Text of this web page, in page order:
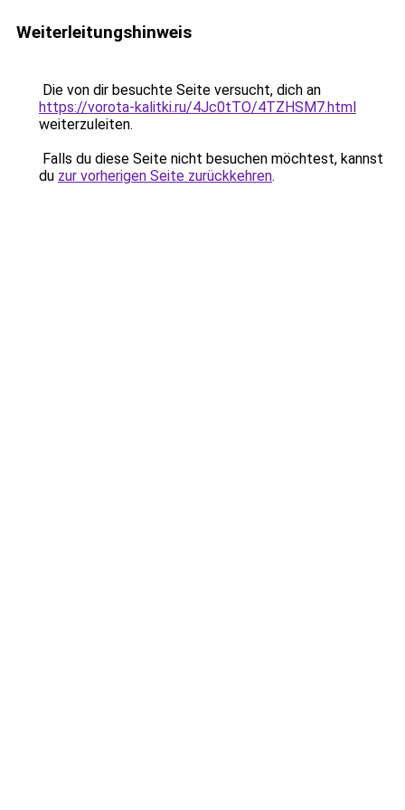
Weiterleitungshinweis
Die von dir besuchte Seite versucht, dich an
https://vorota-kalitki.ru/4Jc0tTO/4TZHSM7.html
weiterzuleiten.
Falls du diese Seite nicht besuchen möchtest, kannst
du zur vorherigen Seite zurückkehren.